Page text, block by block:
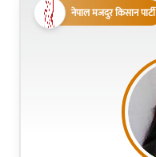
नेपाल मजदुर किसान पार्टी